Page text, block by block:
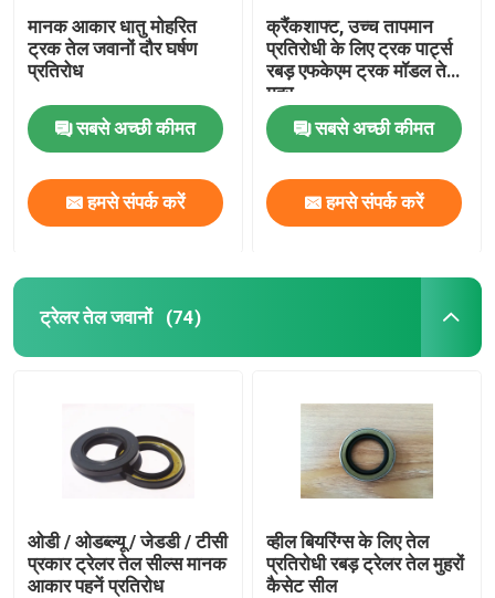
मानक आकार धातु मोहरित
ट्रक तेल जवानों दौर घर्षण
प्रतिरोध
सबसे अच्छी कीमत
हमसे संपर्क करें
क्रैंकशाफ्ट, उच्च तापमान
प्रतिरोधी के लिए ट्रक पार्ट्स
रबड़ एफकेएम ट्रक मॉडल तेल
मुहर
सबसे अच्छी कीमत
हमसे संपर्क करें
ट्रेलर तेल जवानों (74)
ओडी / ओडब्ल्यू / जेडडी / टीसी
प्रकार ट्रेलर तेल सील्स मानक
आकार पहनें प्रतिरोध
व्हील बियरिंग्स के लिए तेल
प्रतिरोधी रबड़ ट्रेलर तेल मुहरों
कैसेट सील